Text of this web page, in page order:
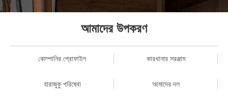
আমাদের উপকরণ
কোম্পানির প্রোফাইল কারখানার সরঞ্জাম
হারাজুকু পরিষেবা আমাদের দল